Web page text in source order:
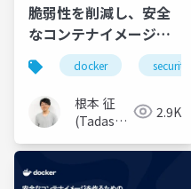
脆弱性を削減し、安全
なコンテナイメージを
作るための新しいアプ
ローチ：Hardened
Container Images
docker security
根本 征
(Tadashi
2.9K